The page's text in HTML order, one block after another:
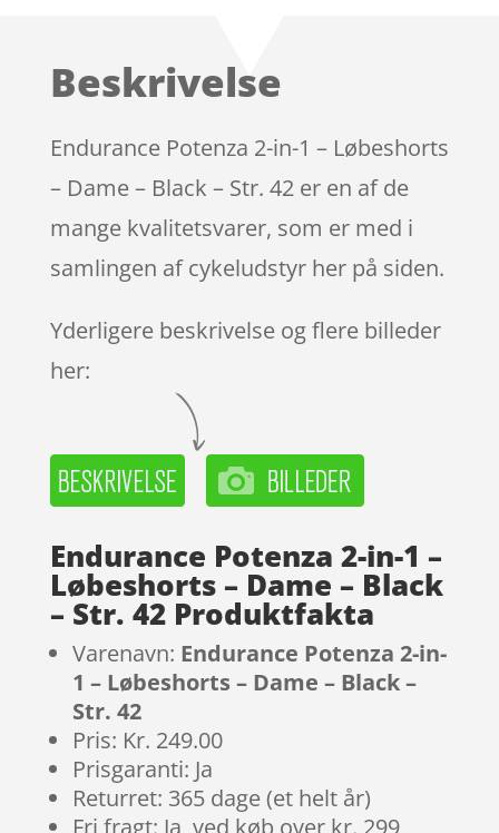
på
mmelser
Beskrivelse
Endurance Potenza 2-in-1 – Løbeshorts
– Dame – Black – Str. 42 er en af de
mange kvalitetsvarer, som er med i
samlingen af cykeludstyr her på siden.
Yderligere beskrivelse og flere billeder
her:
Endurance Potenza 2-in-1 –
Løbeshorts – Dame – Black
– Str. 42 Produktfakta
Varenavn: Endurance Potenza 2-in-
1 – Løbeshorts – Dame – Black –
Str. 42
Pris: Kr. 249.00
Prisgaranti: Ja
Returret: 365 dage (et helt år)
Fri fragt: Ja, ved køb over kr. 299